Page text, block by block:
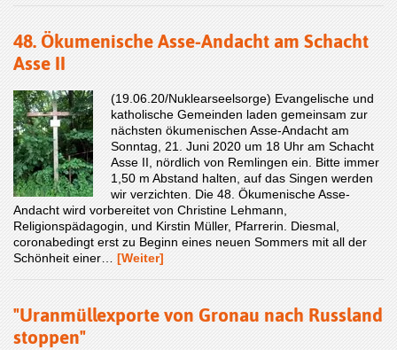
48. Ökumenische Asse-Andacht am Schacht
Asse II
(19.06.20/Nuklearseelsorge) Evangelische und
katholische Gemeinden laden gemeinsam zur
nächsten ökumenischen Asse-Andacht am
Sonntag, 21. Juni 2020 um 18 Uhr am Schacht
Asse II, nördlich von Remlingen ein. Bitte immer
1,50 m Abstand halten, auf das Singen werden
wir verzichten. Die 48. Ökumenische Asse-
Andacht wird vorbereitet von Christine Lehmann,
Religionspädagogin, und Kirstin Müller, Pfarrerin. Diesmal,
coronabedingt erst zu Beginn eines neuen Sommers mit all der
Schönheit einer… [Weiter]
"Uranmüllexporte von Gronau nach Russland
stoppen"